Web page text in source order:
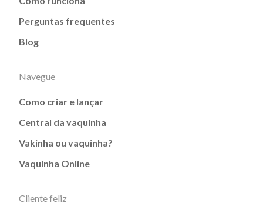
Perguntas frequentes
Blog
Navegue
Como criar e lançar
Central da vaquinha
Vakinha ou vaquinha?
Vaquinha Online
Cliente feliz